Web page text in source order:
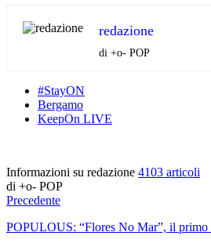
redazione
di +o- POP
#StayON
Bergamo
KeepOn LIVE
Informazioni su redazione 4103 articoli
di +o- POP
Precedente
POPULOUS: “Flores No Mar”, il primo